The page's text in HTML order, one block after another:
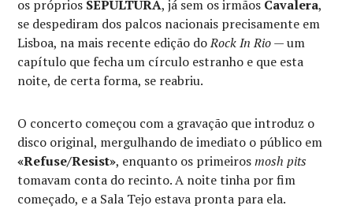
os próprios SEPULTURA, já sem os irmãos Cavalera,
se despediram dos palcos nacionais precisamente em
Lisboa, na mais recente edição doRock In Rio— um
capítulo que fecha um círculo estranho e que esta
noite, de certa forma, se reabriu.
O concerto começou com a gravação que introduz o
disco original, mergulhando de imediato o público em
«Refuse/Resist», enquanto os primeirosmosh pits
tomavam conta do recinto. A noite tinha por fim
começado, e a Sala Tejo estava pronta para ela.